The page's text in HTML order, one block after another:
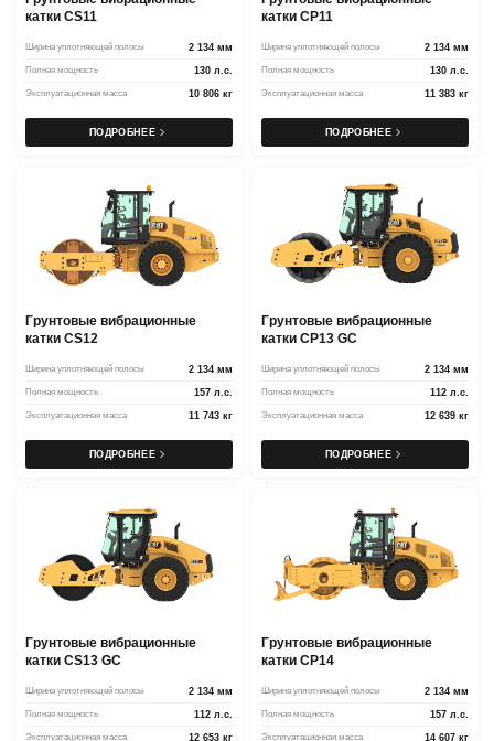
катки CS11
Ширина уплотняющей полосы 2 134 мм
Полная мощность 130 л.с.
Эксплуатационная масса 10 806 кг
ПОДРОБНЕЕ
катки CP11
Ширина уплотняющей полосы 2 134 мм
Полная мощность 130 л.с.
Эксплуатационная масса 11 383 кг
ПОДРОБНЕЕ
Грунтовые вибрационные
катки CS12
Ширина уплотняющей полосы 2 134 мм
Полная мощность 157 л.с.
Эксплуатационная масса 11 743 кг
ПОДРОБНЕЕ
Грунтовые вибрационные
катки CP13 GC
Ширина уплотняющей полосы 2 134 мм
Полная мощность 112 л.с.
Эксплуатационная масса 12 639 кг
ПОДРОБНЕЕ
Грунтовые вибрационные
катки CS13 GC
Ширина уплотняющей полосы 2 134 мм
Полная мощность 112 л.с.
Эксплуатационная масса 12 653 кг
Грунтовые вибрационные
катки CP14
Ширина уплотняющей полосы 2 134 мм
Полная мощность 157 л.с.
Эксплуатационная масса 14 607 кг